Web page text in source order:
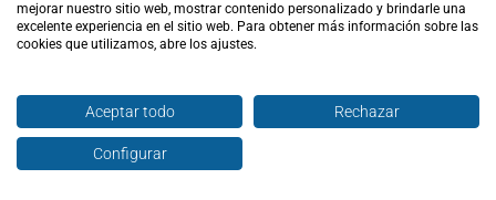
Inviertis es la web de inversión inmobiliaria nº1 en España.
Eninviertispro.compuedes ver y comparar inmuebles en
son en EXCLUSIVA y están alquilados y al día de pago. Si
entras en la web tendrás acceso al contrato de alquiler
vigente, renta mensual, rentabilidad y un completo análisis
financiero del comportamiento de ese inmueble a lo largo
mejorar nuestro sitio web, mostrar contenido personalizado y brindarle una
excelente experiencia en el sitio web. Para obtener más información sobre las
cookies que utilizamos, abre los ajustes.
Aceptar todo Rechazar
Configurar